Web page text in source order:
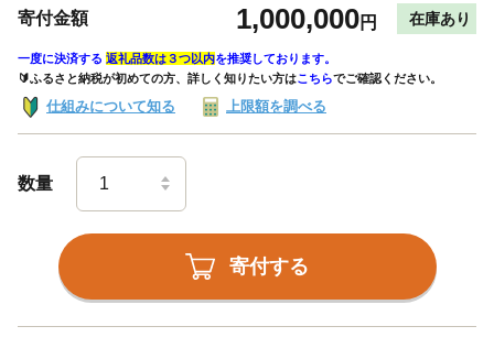
寄付金額 1,000,000円 在庫あり
一度に決済する 返礼品数は３つ以内を推奨しております。
🔰ふるさと納税が初めての方、詳しく知りたい方はこちらでご確認ください。
仕組みについて知る 上限額を調べる
数量
寄付する